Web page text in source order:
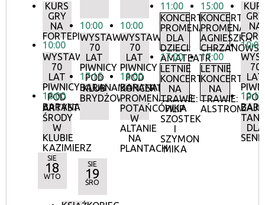
KURS
GRY
NA
FORTEPIANIE
10:00
WYSTAWA:
70
LAT
PIWNICY
POD
BARANAMI
18:00
ARTYSTYCZNE
ŚRODY
W
KLUBIE
KAZIMIERZ
10:00
WYSTAWA:
70
LAT
PIWNICY
POD
BARANAMI
17:15
KLUB
BRYDŻOWY
10:00
WYSTAWA:
70
LAT
PIWNICY
POD
BARANAMI
18:00
KONCERTY
PROMENADOWE:
POTAŃCÓWKA
W
ALTANIE
NA
PLANTACH
11:00
KONCERTY
PROMENADOWE
DLA
DZIECI:
AMATEATR
17:00
LETNIE
KONCERTY
NA
TRAWIE:
FILIP
SZOSTEK
I
SZYMON
MIKA
15:00
KONCERTY
AGNIESZKA
17:00
LETNIE
KONCERTY
NA
TRAWIE:
ALSTROMERIE
GRY
NA
10:00
70
LAT
POD
10:15
DLA
SIE
18
WTO
SIE
19
ŚRO